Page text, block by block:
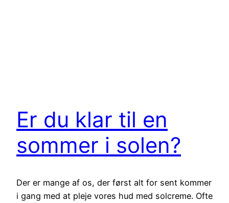
Er du klar til en
sommer i solen?
Der er mange af os, der først alt for sent kommer
i gang med at pleje vores hud med solcreme. Ofte